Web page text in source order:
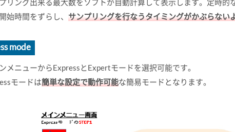
リング出来る最大数をソフトが自動計算して表示します。定時的
始時間をずらし、 サンプリングを行なうタイミングがかぶらない
mode
メニューからExpressとExpertモードを選択可能です。
モードは簡単な設定で動作可能な簡易モードとなります。